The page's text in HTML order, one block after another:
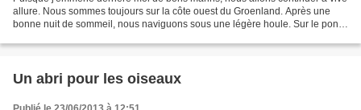
allure. Nous sommes toujours sur la côte ouest du Groenland. Après une
bonne nuit de sommeil, nous naviguons sous une légère houle. Sur le pont,
Un abri pour les oiseaux